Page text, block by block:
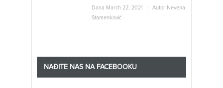
Dana March 22, 2021 Autor Nevena
Stamenković
NAĐITE NAS NA FACEBOOKU